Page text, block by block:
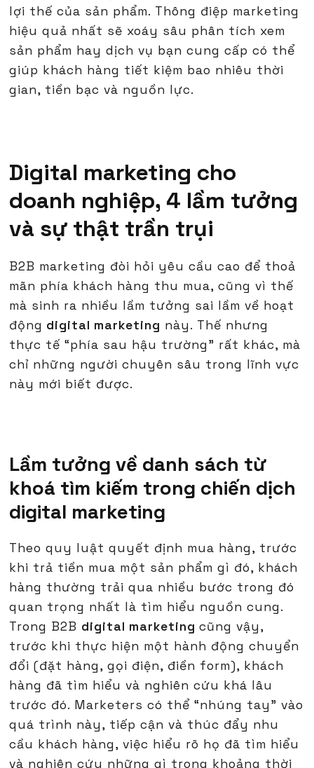
lợi thế của sản phẩm. Thông điệp marketing
hiệu quả nhất sẽ xoáy sâu phân tích xem
sản phẩm hay dịch vụ bạn cung cấp có thể
giúp khách hàng tiết kiệm bao nhiêu thời
gian, tiền bạc và nguồn lực.
Digital marketing cho
doanh nghiệp, 4 lầm tưởng
và sự thật trần trụi
B2B marketing đòi hỏi yêu cầu cao để thoả
mãn phía khách hàng thu mua, cũng vì thế
mà sinh ra nhiều lầm tưởng sai lầm về hoạt
động digital marketing này. Thế nhưng
thực tế “phía sau hậu trường" rất khác, mà
chỉ những người chuyên sâu trong lĩnh vực
này mới biết được.
Lầm tưởng về danh sách từ
khoá tìm kiếm trong chiến dịch
digital marketing
Theo quy luật quyết định mua hàng, trước
khi trả tiền mua một sản phẩm gì đó, khách
hàng thường trải qua nhiều bước trong đó
quan trọng nhất là tìm hiểu nguồn cung.
Trong B2B digital marketingcũng vậy,
trước khi thực hiện một hành động chuyển
đổi (đặt hàng, gọi điện, điền form), khách
hàng đã tìm hiểu và nghiên cứu khá lâu
trước đó. Marketers có thể “nhúng tay" vào
quá trình này, tiếp cận và thúc đẩy nhu
cầu khách hàng, việc hiểu rõ họ đã tìm hiểu
và nghiên cứu những gì trong khoảng thời